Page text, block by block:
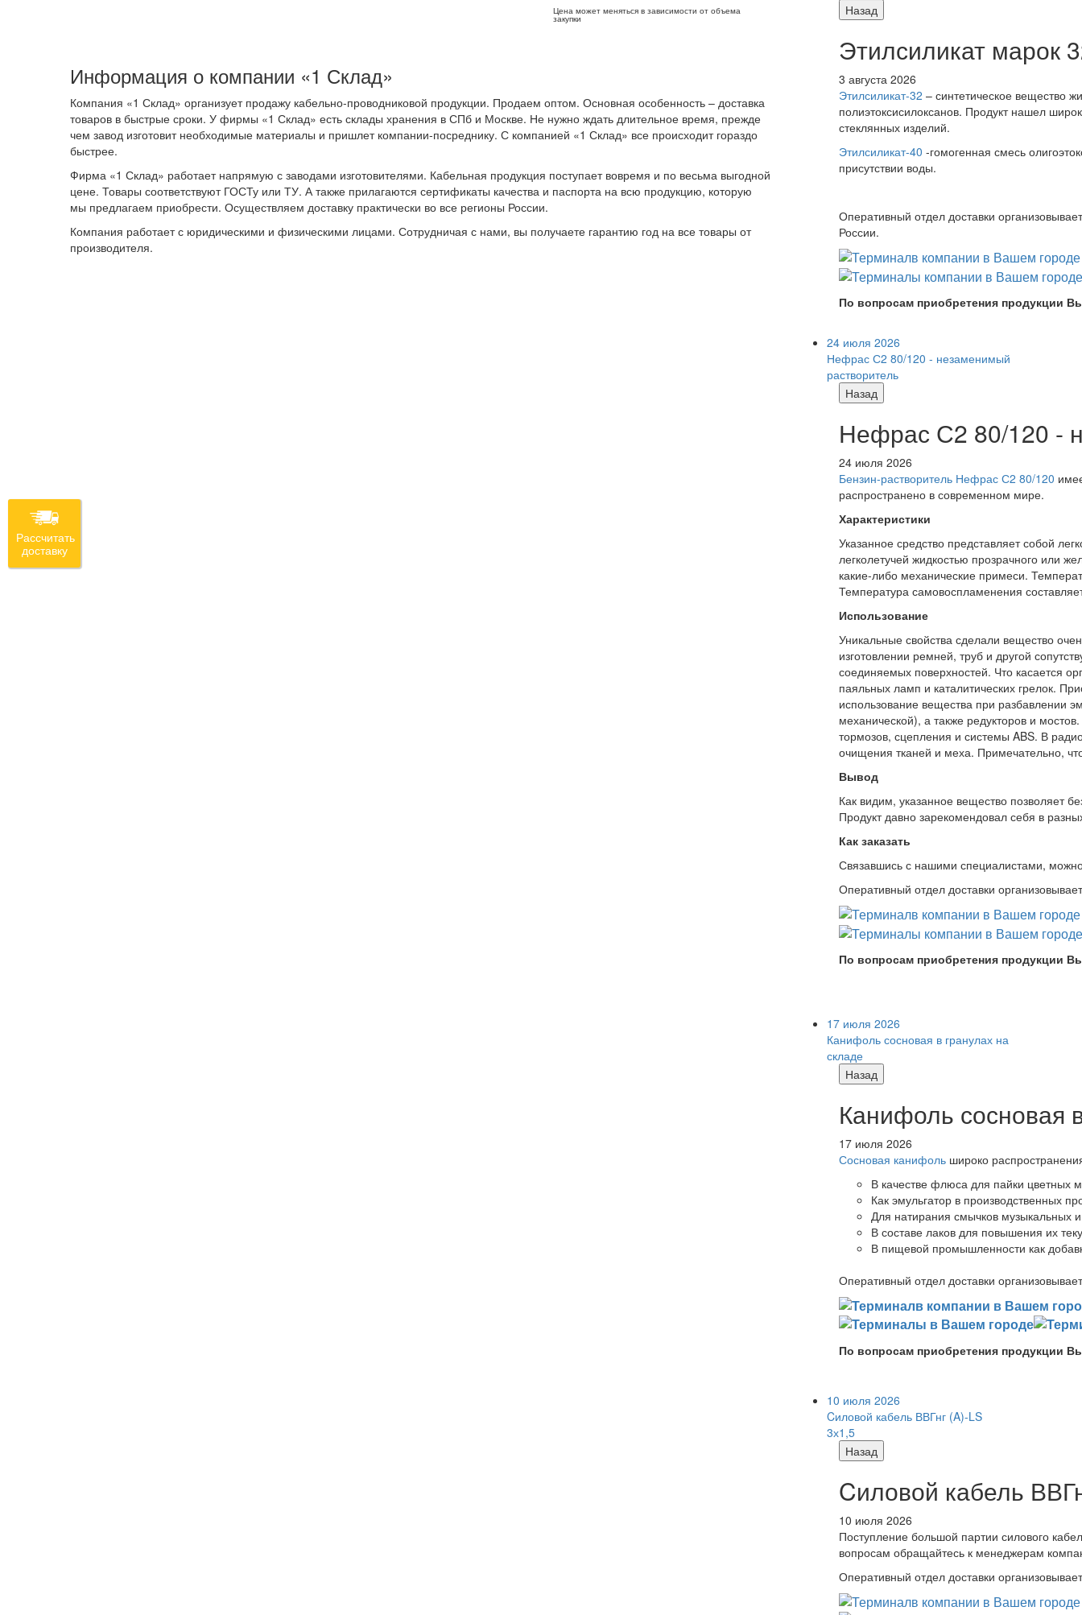
Цена может меняться в зависимости от объема
закупки
Информация о компании «1 Склад»
Компания «1 Склад» организует продажу кабельно-проводниковой продукции. Продаем оптом. Основная особенность – доставка
товаров в быстрые сроки. У фирмы «1 Склад» есть склады хранения в СПб и Москве. Не нужно ждать длительное время, прежде
чем завод изготовит необходимые материалы и пришлет компании-посреднику. С компанией «1 Склад» все происходит гораздо
быстрее.
Фирма «1 Склад» работает напрямую с заводами изготовителями. Кабельная продукция поступает вовремя и по весьма выгодной
цене. Товары соответствуют ГОСТу или ТУ. А также прилагаются сертификаты качества и паспорта на всю продукцию, которую
мы предлагаем приобрести. Осуществляем доставку практически во все регионы России.
Компания работает с юридическими и физическими лицами. Сотрудничая с нами, вы получаете гарантию год на все товары от
производителя.
Назад
Этилсиликат марок
3 августа 2026
Этилсиликат-32 – синтетическое вещество
полиэтоксисилоксанов. Продукт нашел
стеклянных изделий.
Этилсиликат-40 -гомогенная смесь
присутствии воды.
Оперативный отдел доставки
России.
По вопросам приобретения продукции
24 июля 2026
Нефрас С2 80/120 - незаменимый
растворитель
Назад
Нефрас С2 80/120 -
24 июля 2026
Бензин-растворитель Нефрас С2 80/120
распространено в современном мире.
Характеристики
Указанное средство представляет собой
легколетучей жидкостью прозрачного или
какие-либо механические примеси.
Температура самовоспламенения
Использование
Уникальные свойства сделали вещество
изготовлении ремней, труб и другой
соединяемых поверхностей. Что касается
паяльных ламп и каталитических грелок.
использование вещества при разбавлении
механической), а также редукторов и
тормозов, сцепления и системы ABS. В
очищения тканей и меха. Примечательно,
Вывод
Как видим, указанное вещество позволяет
Продукт давно зарекомендовал себя в
Как заказать
Связавшись с нашими специалистами,
Оперативный отдел доставки
По вопросам приобретения продукции
17 июля 2026
Канифоль сосновая в гранулах на
складе
Назад
Канифоль сосновая
17 июля 2026
Сосновая канифоль широко
В качестве флюса для пайки цветных
Как эмульгатор в производственных
Для натирания смычков музыкальных
В составе лаков для повышения их
В пищевой промышленности как
Оперативный отдел доставки
По вопросам приобретения продукции
10 июля 2026
Cиловой кабель ВВГнг (A)-LS
3х1,5
Назад
Cиловой кабель
10 июля 2026
Поступление большой партии силового
вопросам обращайтесь к менеджерам
Оперативный отдел доставки
Рассчитать
доставку